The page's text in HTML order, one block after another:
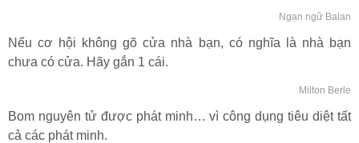
Ngạn ngữ Balan
Nếu cơ hội không gõ cửa nhà bạn, có nghĩa là nhà bạn
chưa có cửa. Hãy gắn 1 cái.
Milton Berle
Bom nguyên tử được phát minh… vì công dụng tiêu diệt tất
cả các phát minh.